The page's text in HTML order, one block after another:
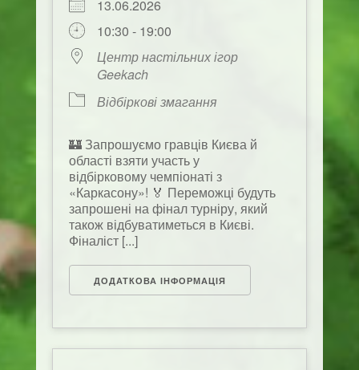
13.06.2026
10:30 - 19:00
Центр настільних ігор
Geekach
Відбіркові змагання
🏰 Запрошуємо гравців Києва й
області взяти участь у
відбірковому чемпіонаті з
«Каркасону»! 🏅 Переможці будуть
запрошені на фінал турніру, який
також відбуватиметься в Києві.
Фіналіст [...]
ДОДАТКОВА ІНФОРМАЦІЯ